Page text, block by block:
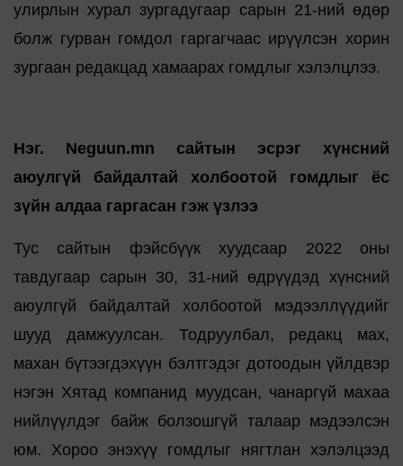
улирлын хурал зургадугаар сарын 21-ний өдөр
болж гурван гомдол гаргагчаас ирүүлсэн хорин
зургаан редакцад хамаарах гомдлыг хэлэлцлээ.
Нэг. Neguun.mn сайтын эсрэг хүнсний
аюулгүй байдалтай холбоотой гомдлыг ёс
зүйн алдаа гаргасан гэж үзлээ
Тус сайтын фэйсбүүк хуудсаар 2022 оны
тавдугаар сарын 30, 31-ний өдрүүдэд хүнсний
аюулгүй байдалтай холбоотой мэдээллүүдийг
шууд дамжуулсан. Тодруулбал, редакц мах,
махан бүтээгдэхүүн бэлтгэдэг дотоодын үйлдвэр
нэгэн Хятад компанид муудсан, чанаргүй махаа
нийлүүлдэг байж болзошгүй талаар мэдээлсэн
юм. Хороо энэхүү гомдлыг нягтлан хэлэлцээд